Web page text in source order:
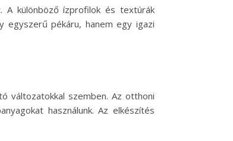
A különböző ízprofilok és textúrák
egyszerű pékáru, hanem egy igazi
változatokkal szemben. Az otthoni
használunk. Az elkészítés